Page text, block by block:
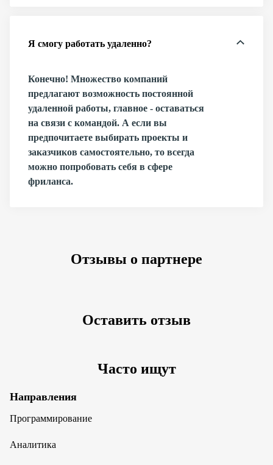
Я смогу работать удаленно?
Конечно! Множество компаний
предлагают возможность постоянной
удаленной работы, главное - оставаться
на связи с командой. А если вы
предпочитаете выбирать проекты и
заказчиков самостоятельно, то всегда
можно попробовать себя в сфере
фриланса.
Отзывы о партнере
Оставить отзыв
Часто ищут
Направления
Программирование
Аналитика